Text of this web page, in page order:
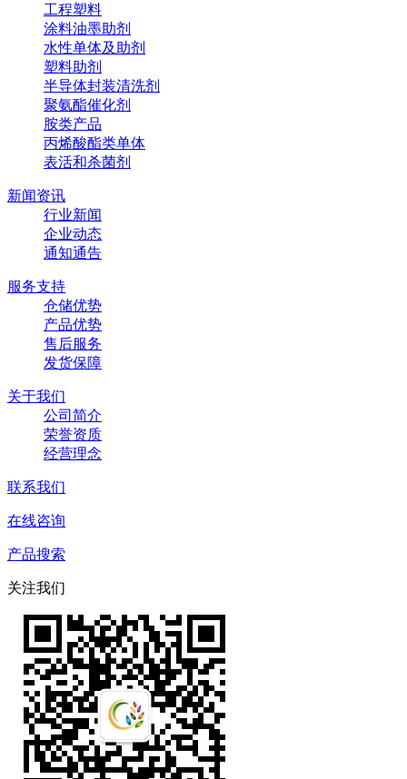
工程塑料
涂料油墨助剂
水性单体及助剂
塑料助剂
半导体封装清洗剂
聚氨酯催化剂
胺类产品
丙烯酸酯类单体
表活和杀菌剂
新闻资讯
行业新闻
企业动态
通知通告
服务支持
仓储优势
产品优势
售后服务
发货保障
关于我们
公司简介
荣誉资质
经营理念
联系我们
在线咨询
产品搜索
关注我们